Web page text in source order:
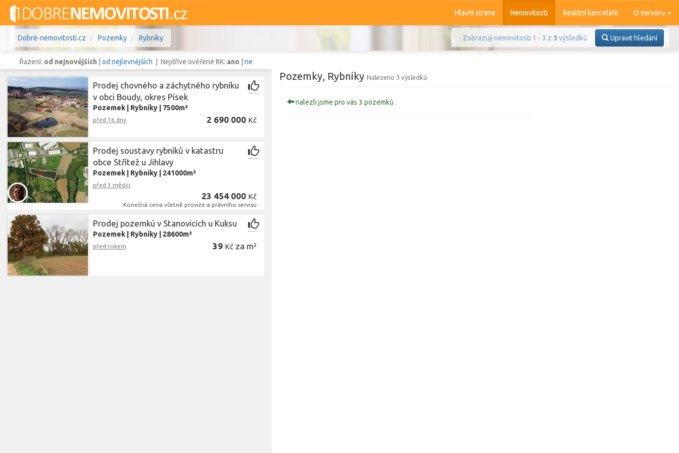
Hlavní strana Nemovitosti Realitní kanceláře O serveru
Zobrazuji nemovitosti 1 - 3 z 3 výsledků Upravit hledání
Dobré-nemovitosti.cz Pozemky Rybníky
Vše Byty Domy Pozemky
Lokalita
Cena
Řazení: od nejnovějších od nejlevnějších | Nejdříve ověřené RK: ano ne
Prodej chovného a záchytného rybníku
v obci Boudy, okres Písek
Pozemek Rybníky 7500m²
před 16 dny 2 690 000 Kč
Prodej soustavy rybníků v katastru
obce Střítež u Jihlavy
Pozemek Rybníky 241000m²
před 3 měsíci
23 454 000 Kč
Konečná cena včetně provize a právního servisu
Prodej pozemkú v Stanovicích u Kuksu
Pozemek Rybníky 28600m²
před rokem 39 Kč za m²
Pozemky, Rybníky Nalezeno 3 výsledků
nalezli jsme pro vás 3 pozemků .